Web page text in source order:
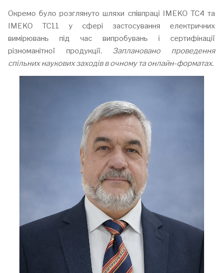
Окремо було розглянуто шляхи співпраці IMEKO TC4 та
IMEKO TC11 у сфері застосування електричних
вимірювань під час випробувань і сертифікації
різноманітної продукції. Заплановано проведення
спільних наукових заходів в очному та онлайн-форматах.